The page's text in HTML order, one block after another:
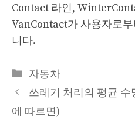
Contact 라인,
VanContact가 사용자로
니다.
Categories
자동차
쓰레기 처리의 평균
에 따르면)